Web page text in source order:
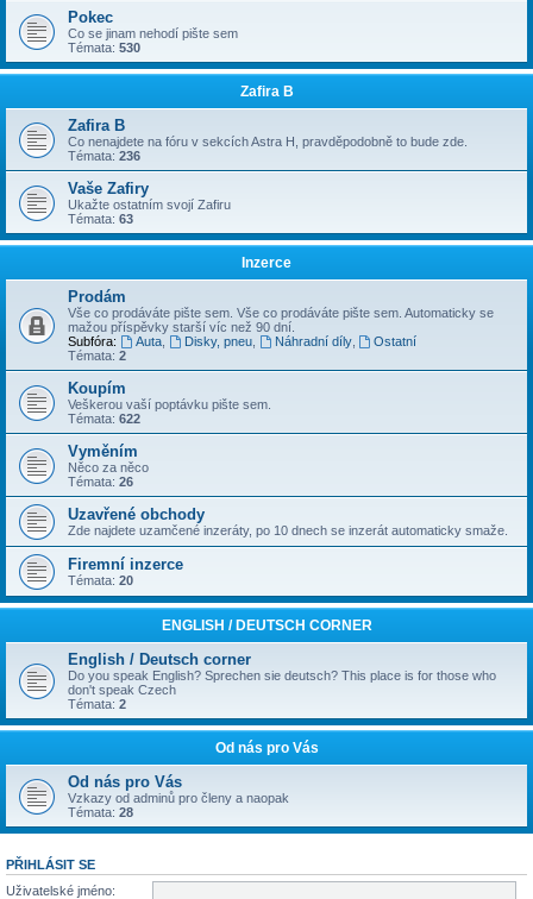
Pokec
Co se jinam nehodí pište sem
Témata: 530
Zafira B
Zafira B
Co nenajdete na fóru v sekcích Astra H, pravděpodobně to bude zde.
Témata: 236
Vaše Zafiry
Ukažte ostatním svojí Zafiru
Témata: 63
Inzerce
Prodám
Vše co prodáváte pište sem. Vše co prodáváte pište sem. Automaticky se
mažou příspěvky starší víc než 90 dní.
Subfóra:
Auta, Disky, pneu, Náhradní díly,
Ostatní
Témata: 2
Koupím
Veškerou vaší poptávku pište sem.
Témata: 622
Vyměním
Něco za něco
Témata: 26
Uzavřené obchody
Zde najdete uzamčené inzeráty, po 10 dnech se inzerát automaticky smaže.
Firemní inzerce
Témata: 20
ENGLISH / DEUTSCH CORNER
English / Deutsch corner
Do you speak English? Sprechen sie deutsch? This place is for those who
don't speak Czech
Témata: 2
Od nás pro Vás
Od nás pro Vás
Vzkazy od adminů pro členy a naopak
Témata: 28
PŘIHLÁSIT SE
Uživatelské jméno: